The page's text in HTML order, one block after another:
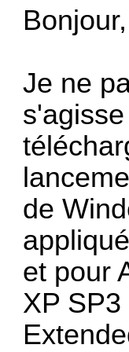
Bonjour,
Je ne
de
et pour
XP